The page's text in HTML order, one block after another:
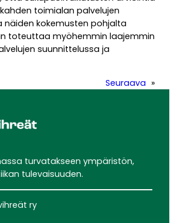
toimialan palvelujen
näiden kokemusten pohjalta
toteuttaa myöhemmin laajemmin
suunnittelussa ja
Seuraava »
turvatakseen ympäristön,
tulevaisuuden.
ry